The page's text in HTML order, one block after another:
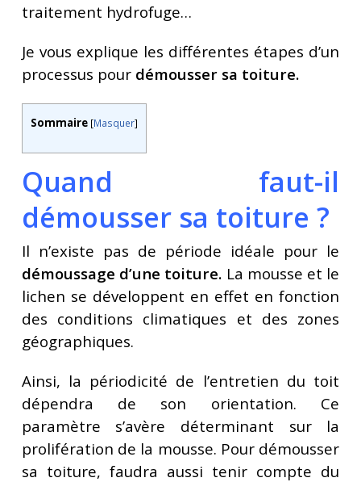
traitement hydrofuge…
Je vous explique les différentes étapes d’un
processus pour démousser sa toiture.
Sommaire [Masquer]
Quand faut-il
démousser sa toiture ?
Il n’existe pas de période idéale pour le
démoussage d’une toiture. La mousse et le
lichen se développent en effet en fonction
des conditions climatiques et des zones
géographiques.
Ainsi, la périodicité de l’entretien du toit
dépendra de son orientation. Ce
paramètre s’avère déterminant sur la
prolifération de la mousse. Pour démousser
sa toiture, faudra aussi tenir compte du